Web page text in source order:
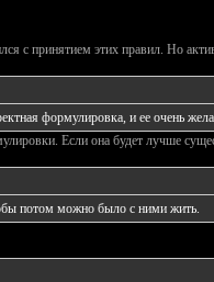
с принятием этих правил. Но
формулировка, и ее очень
Если она будет лучше
потом можно было с ними жить.